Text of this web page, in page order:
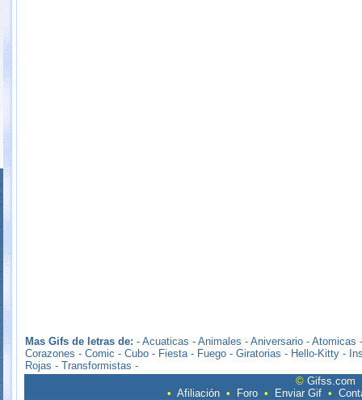
Mas Gifs de letras de: - Acuaticas - Animales - Aniversario - Atomicas
Corazones - Comic - Cubo - Fiesta- Fuego - Giratorias - Hello-Kitty -
Rojas - Transformistas -
© Gifss.com
• Afiliación • Foro • Enviar Gif •